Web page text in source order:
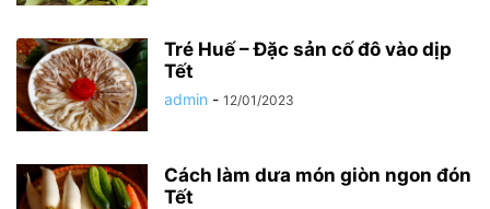
Tré Huế – Đặc sản cố đô vào dịp
Tết
admin - 12/01/2023
Cách làm dưa món giòn ngon đón
Tết